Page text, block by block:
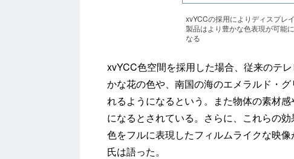
xvYCCの採用によりディスプレイ
製品はより豊かな色表現が可能に
なる
xvYCC色空間を採用した場合、従来のテ
かな花の色や、南国の海のエメラルド・
れるようになるという。また物体の素材
になるとされている。さらに、これらの
色をフルに表現したフィルムライクな映
氏は語った。